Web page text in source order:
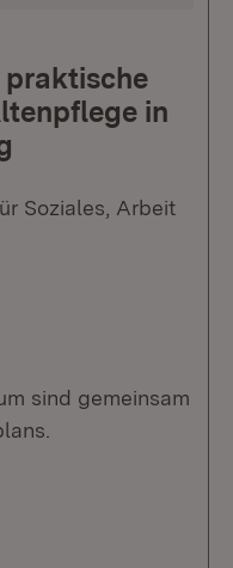
praktische
in
Soziales, Arbeit
sind gemeinsam